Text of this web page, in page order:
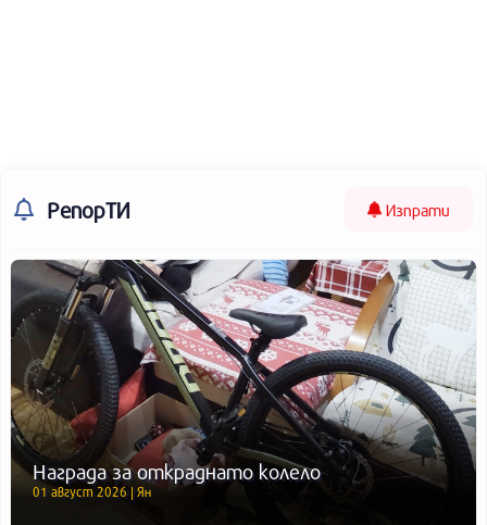
РепорТИ Изпрати
Награда за откраднато колело
01 август 2026 | Ян